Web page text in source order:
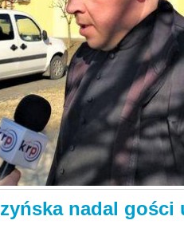
nadal gości